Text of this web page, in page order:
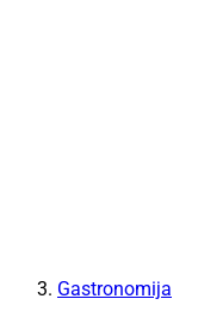
Gastronomija